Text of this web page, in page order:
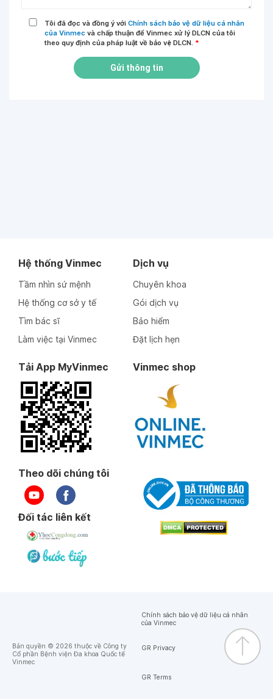
Tôi đã đọc và đồng ý với Chính sách bảo vệ dữ liệu cá nhân
của Vinmec và chấp thuận để Vinmec xử lý DLCN của tôi
theo quy định của pháp luật về bảo vệ DLCN. *
Gửi thông tin
Hệ thống Vinmec
Tầm nhìn sứ mệnh
Hệ thống cơ sở y tế
Tìm bác sĩ
Làm việc tại Vinmec
Dịch vụ
Chuyên khoa
Gói dịch vụ
Bảo hiểm
Đặt lịch hẹn
Tải App MyVinmec Vinmec shop
Theo dõi chúng tôi
Đối tác liên kết
Bản quyền © 2026 thuộc về Công ty
Cổ phần Bệnh viện Đa khoa Quốc tế
Vinmec
Chính sách bảo vệ dữ liệu cá nhân
của Vinmec
GR Privacy
GR Terms